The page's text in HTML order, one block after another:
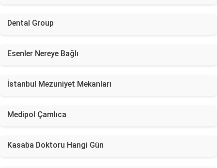
Dental Group
Esenler Nereye Bağlı
İstanbul Mezuniyet Mekanları
Medipol Çamlıca
Kasaba Doktoru Hangi Gün